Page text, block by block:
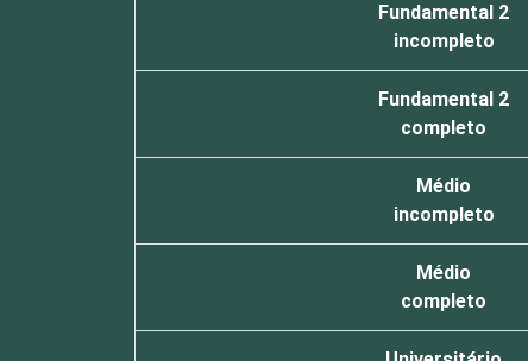
Fundamental 2
incompleto
Fundamental 2
completo
Médio
incompleto
Médio
completo